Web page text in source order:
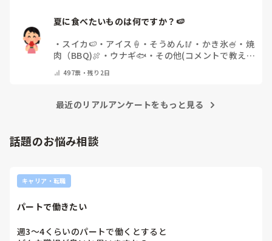
夏に食べたいものは何ですか？🍉
・ スイカ🍉 ・ アイス🍦 ・ そうめん🥢 ・ かき氷🍧 ・ 焼
肉（BBQ)🍖 ・ ウナギ🐟 ・ その他(コメントで教え
てください)
497票・残り2日
最近のリアルアンケートをもっと見る
話題のお悩み相談
キャリア・転職
パートで働きたい
週3〜4くらいのパートで働くとすると